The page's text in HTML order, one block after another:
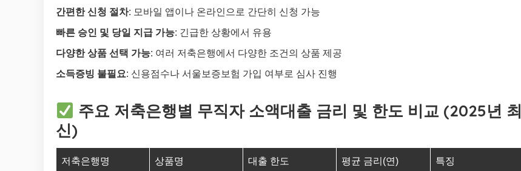
간편한 신청 절차: 모바일 앱이나 온라인으로 간단히 신청 가능
빠른 승인 및 당일 지급 가능: 긴급한 상황에서 유용
다양한 상품 선택 가능: 여러 저축은행에서 다양한 조건의 상품 제공
소득증빙 불필요: 신용점수나 서울보증보험 가입 여부로 심사 진행
주요 저축은행별 무직자 소액대출 금리 및 한도 비교 (2025년 최
신)
저축은행명 상품명 대출 한도 평균 금리(연) 특징